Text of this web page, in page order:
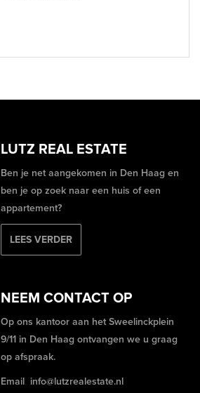
LUTZ REAL ESTATE
Ben je net aangekomen in Den Haag en
ben je op zoek naar een huis of een
appartement?
LEES VERDER
NEEM CONTACT OP
Op ons kantoor aan het Sweelinckplein
9/11 in Den Haag ontvangen we u graag
op afspraak.
Email info@lutzrealestate.nl